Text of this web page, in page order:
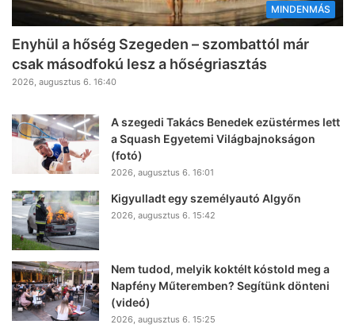
MINDENMÁS
Enyhül a hőség Szegeden – szombattól már
csak másodfokú lesz a hőségriasztás
2026, augusztus 6. 16:40
A szegedi Takács Benedek ezüstérmes lett
a Squash Egyetemi Világbajnokságon
(fotó)
2026, augusztus 6. 16:01
Kigyulladt egy személyautó Algyőn
2026, augusztus 6. 15:42
Nem tudod, melyik koktélt kóstold meg a
Napfény Műteremben? Segítünk dönteni
(videó)
2026, augusztus 6. 15:25